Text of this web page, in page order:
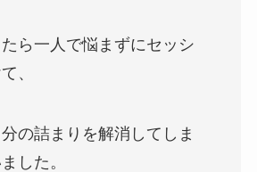
ら一人で悩まずにセッシ
、
の詰まりを解消してしま
した。